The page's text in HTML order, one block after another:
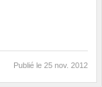
Publié le 25 nov. 2012